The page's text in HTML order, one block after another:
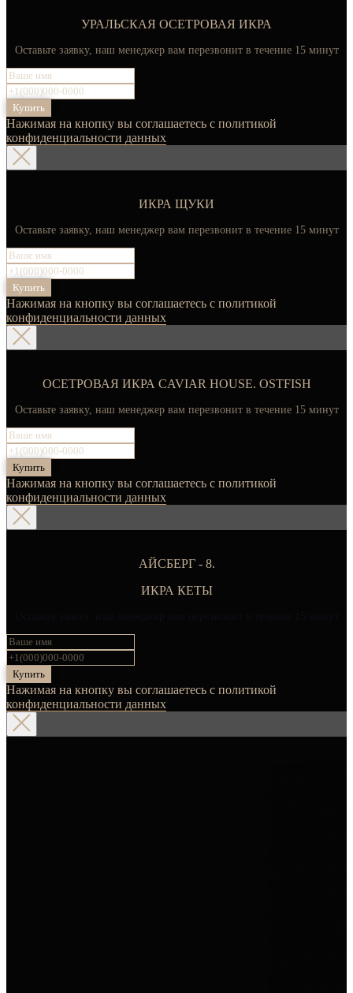
УРАЛЬСКАЯ ОСЕТРОВАЯ ИКРА
Оставьте заявку, наш менеджер вам перезвонит в течение 15 минут
Купить
Нажимая на кнопку вы соглашаетесь с политикой
конфиденциальности данных
ИКРА ЩУКИ
Оставьте заявку, наш менеджер вам перезвонит в течение 15 минут
Купить
Нажимая на кнопку вы соглашаетесь с политикой
конфиденциальности данных
ОСЕТРОВАЯ ИКРА CAVIAR HOUSE. OSTFISH
Оставьте заявку, наш менеджер вам перезвонит в течение 15 минут
Купить
Нажимая на кнопку вы соглашаетесь с политикой
конфиденциальности данных
АЙСБЕРГ - 8.
ИКРА КЕТЫ
Купить
Нажимая на кнопку вы соглашаетесь с политикой
конфиденциальности данных